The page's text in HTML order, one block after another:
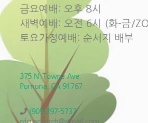
금요예배: 오후 8시
새벽예배: 오전 6시 (화-금/
토요가정예배: 순서지 배부
375 N. Towne Ave.
Pomona, CA 91767
(909)397-5737
nfcuschurch@gmail.com